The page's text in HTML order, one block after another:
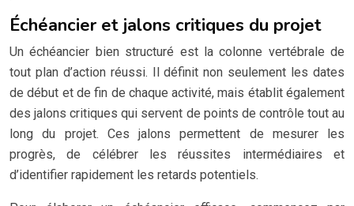
Échéancier et jalons critiques du projet
Un échéancier bien structuré est la colonne vertébrale de
tout plan d’action réussi. Il définit non seulement les dates
de début et de fin de chaque activité, mais établit également
des jalons critiques qui servent de points de contrôle tout au
long du projet. Ces jalons permettent de mesurer les
progrès, de célébrer les réussites intermédiaires et
d’identifier rapidement les retards potentiels.